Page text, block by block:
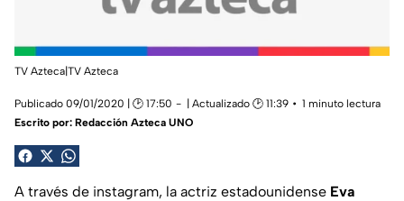
TV Azteca|TV Azteca
Publicado 09/01/2020 | 🕑 17:50 | Actualizado 🕑 11:39
1 minuto lectura
Escrito por: Redacción Azteca UNO
A través de instagram, la actriz estadounidense Eva